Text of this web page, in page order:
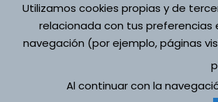
Registro de Actividades
Utilizamos cookies propias y de
relacionada con tus
navegación (por ejemplo, páginas
Al continuar con la